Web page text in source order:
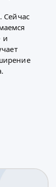
Сейчас
и